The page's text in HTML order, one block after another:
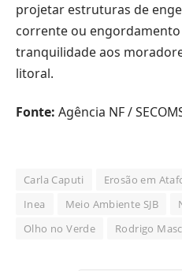
projetar estruturas de
corrente ou
tranquilidade aos
litoral.
Fonte: Agência NF /
Carla Caputi Erosão em
Inea
Meio Ambiente SJB
Olho no Verde
Rodrigo